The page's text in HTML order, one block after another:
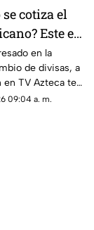
cotiza el
Este es
dólar en
hoy 9
2026
en la
de divisas, a
TV Azteca te
es el precio
09:04 a. m.